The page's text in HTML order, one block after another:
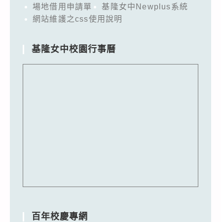
場地借用申請單
基隆女中Newplus系統
網站維護之css使用說明
基隆女中校園行事曆
百年校慶專網